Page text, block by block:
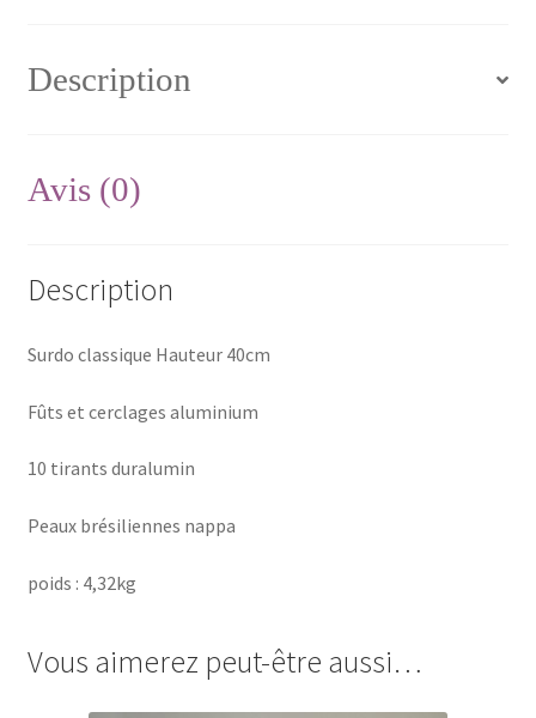
Description
Avis (0)
Description
Surdo classique Hauteur 40cm
Fûts et cerclages aluminium
10 tirants duralumin
Peaux brésiliennes nappa
poids : 4,32kg
Vous aimerez peut-être aussi…